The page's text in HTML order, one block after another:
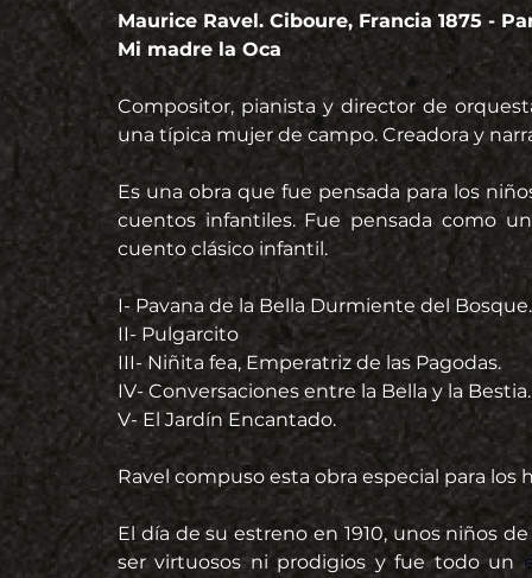
Maurice Ravel. Ciboure, Francia 1875 -
Mi madre la Oca
Compositor, pianista y director de
una típica mujer de campo. Creadora y
Es una obra que fue pensada para los
cuentos infantiles. Fue pensada como
cuento clásico infantil.
I- Pavana de la Bella Durmiente del Bosque.
II- Pulgarcito
III- Niñita fea, Emperatriz de las Pagodas.
IV- Conversaciones entre la Bella y la Bestia.
V- El Jardín Encantado.
Ravel compuso esta obra especial para los
El día de su estreno en 1910, unos niños
ser virtuosos ni prodigios y fue todo un